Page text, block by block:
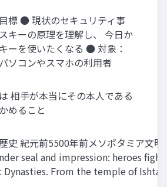
標 ● 現状のセキュリティ事
キーの原理を理解し、 今日か
ーを使いたくなる ● 対象：
ソコンやスマホの利用者
相手が本当にその本人である
めること
史 紀元前5500年前メソポタミア文
seal and impression: heroes
Dynasties. From the temple of Ishtar